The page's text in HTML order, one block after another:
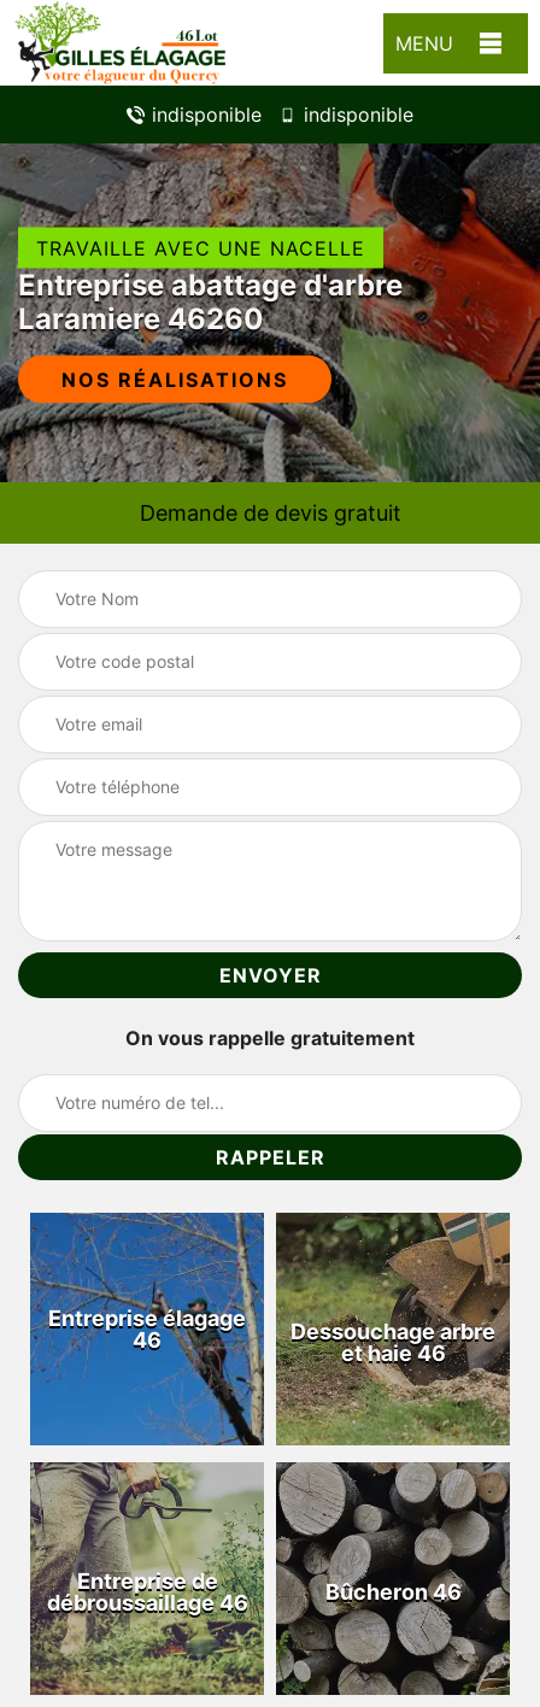
MENU
indisponible indisponible
TRAVAILLE AVEC UNE NACELLE
Entreprise abattage d'arbre
Laramiere 46260
NOS RÉALISATIONS
Demande de devis gratuit
On vous rappelle gratuitement
Entreprise élagage
46
Dessouchage arbre
et haie 46
Entreprise de
débroussaillage 46
Bûcheron 46